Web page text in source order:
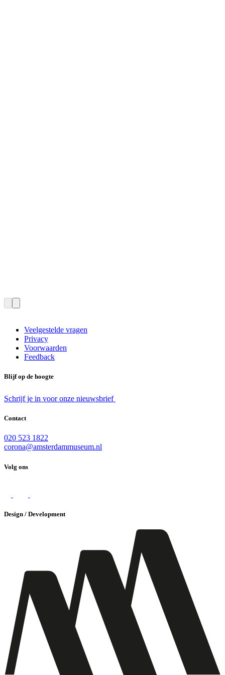
Veelgestelde vragen
Privacy
Voorwaarden
Feedback
Blijf op de hoogte
Schrijf je in voor onze nieuwsbrief
Contact
020 523 1822
corona@amsterdammuseum.nl
Volg ons
Design / Development